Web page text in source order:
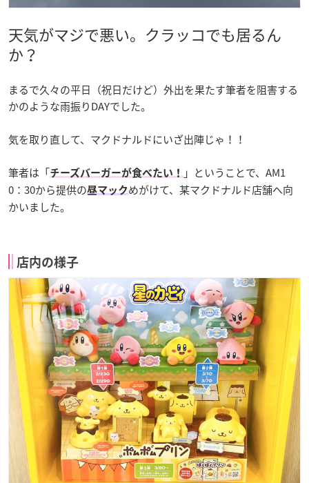
天気がマジで悪い。クラッコでも居るん
か？
まるで久々の平日（祝日だけど）外出を果たす筆者を阻害する
かのような雨振りDAYでした。
気を取り直して、マクドナルドにいざ出陣じゃ！！
筆者は「チーズバーガーが食べたい！
」ということで、AM1
0：30から提供の昼マック めがけて、某マクドナルド店舗へ向
かいました。
店内の様子